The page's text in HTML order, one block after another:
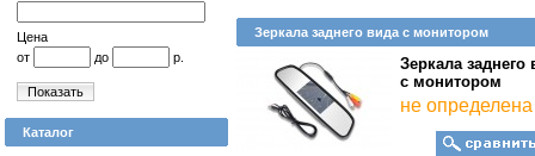
Цена
от
до р.
Показать
Каталог
Зеркала заднего вида с монитором
Зеркала заднего
с монитором
не определена